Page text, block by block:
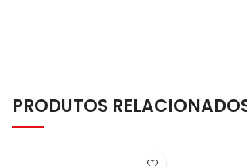
PRODUTOS